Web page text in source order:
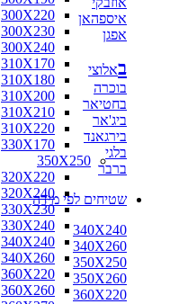
300X220
300X230
300X240
310X170
310X180
310X200
310X210
310X220
330X170
350X250
320X220
320X240
330X230
330X240
340X240
340X260
360X220
360X260
איספהאן
אפגן
באלוצי
בוכרה
בחטיאר
ביג'אר
בירגאנד
בלגי
ברבר
שטיחים לפי מידה
340X240
340X260
350X250
350X260
360X220